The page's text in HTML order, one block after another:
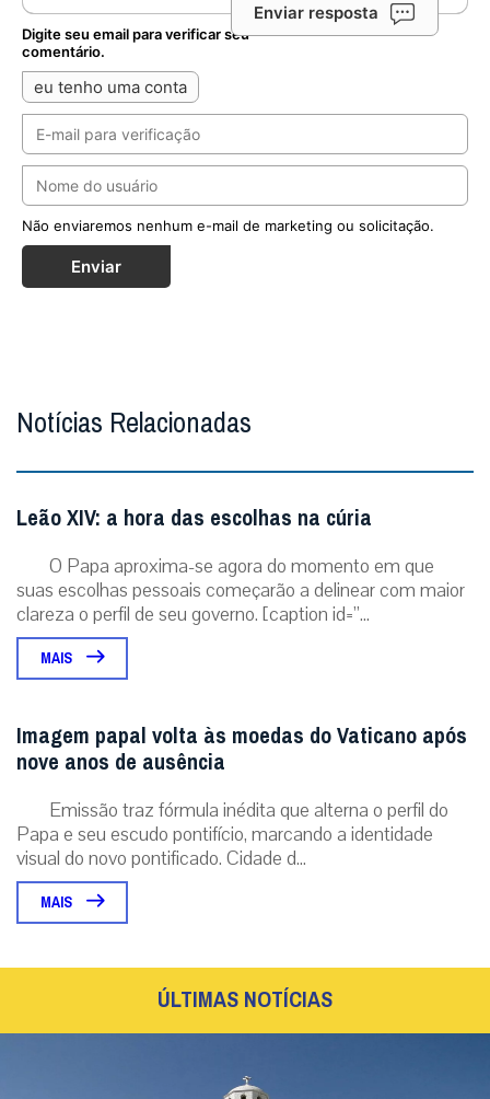
Enviar resposta
Digite seu email para verificar seu
comentário.
eu tenho uma conta
Não enviaremos nenhum e-mail de marketing ou solicitação.
Enviar
Notícias Relacionadas
Leão XIV: a hora das escolhas na cúria
O Papa aproxima-se agora do momento em que
suas escolhas pessoais começarão a delinear com maior
clareza o perfil de seu governo. [caption id=”...
MAIS
Imagem papal volta às moedas do Vaticano após
nove anos de ausência
Emissão traz fórmula inédita que alterna o perfil do
Papa e seu escudo pontifício, marcando a identidade
visual do novo pontificado. Cidade d...
MAIS
ÚLTIMAS NOTÍCIAS